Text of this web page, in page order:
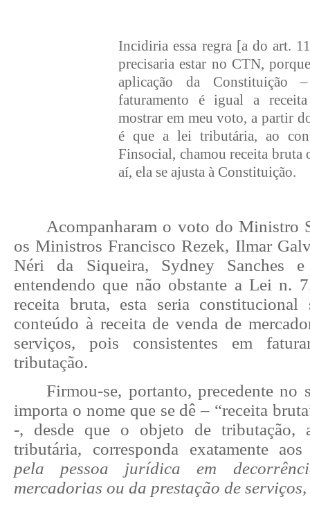
Incidiria essa regra [a do art.
precisaria estar no CTN,
aplicação da Constituição
faturamento é igual a
mostrar em meu voto, a partir
é que a lei tributária, ao
Finsocial, chamou receita bruta
aí, ela se ajusta à Constituição.
Acompanharam o voto do Ministro
os Ministros Francisco Rezek, Ilmar
Néri da Siqueira, Sydney Sanches
entendendo que não obstante a Lei n.
receita bruta, esta seria constitucional
conteúdo à receita de venda de
serviços, pois consistentes em
tributação.
Firmou-se, portanto, precedente no
importa o nome que se dê – “receita
-, desde que o objeto de tributação,
tributária, corresponda exatamente
pela pessoa jurídica em
mercadorias ou da prestação de